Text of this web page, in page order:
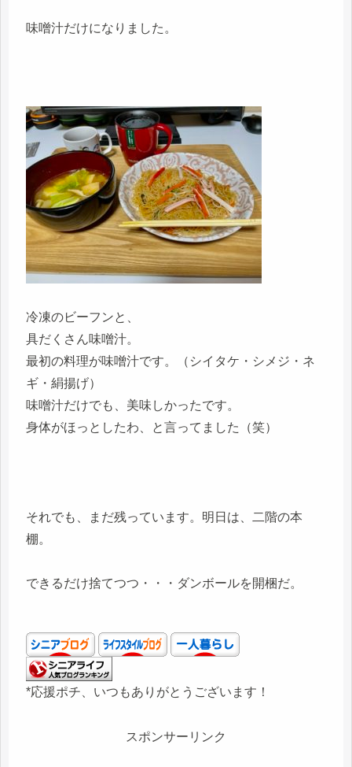
味噌汁だけになりました。
冷凍のビーフンと、
具だくさん味噌汁。
最初の料理が味噌汁です。（シイタケ・シメジ・ネ
ギ・絹揚げ）
味噌汁だけでも、美味しかったです。
身体がほっとしたわ、と言ってました（笑）
それでも、まだ残っています。明日は、二階の本
棚。
できるだけ捨てつつ・・・ダンボールを開梱だ。
*応援ポチ、いつもありがとうございます！
スポンサーリンク